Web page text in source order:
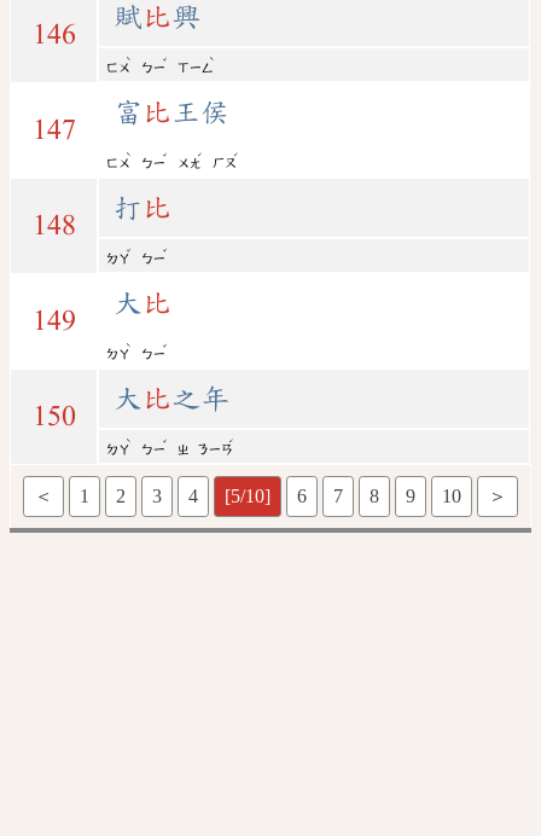
146
賦比興
ㄈㄨ
ˋ
ㄅㄧ
ˇ
ㄒㄧㄥ
ˋ
147
富 比王侯
ㄈㄨ
ˋ
ㄅㄧ
ˇ
ㄨㄤ
ˊ
ㄏㄡ
ˊ
148
打 比
ㄉㄚ
ˇ
ㄅㄧ
ˇ
149
大 比
ㄉㄚ
ˋ
ㄅㄧ
ˇ
150
大 比之年
ㄉㄚ
ˋ
ㄅㄧ
ˇ
ㄓ ㄋㄧㄢ
ˊ
＜ 1 2 3 4 [5/10] 6 7 8 9 10 ＞